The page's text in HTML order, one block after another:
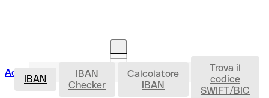
Accedi Avvia la procedura IBAN
IBAN
IBAN
Checker
Calcolatore
IBAN
Trova il
codice
SWIFT/BIC